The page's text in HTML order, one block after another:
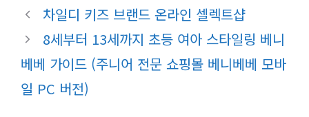
차일디 키즈 브랜드 온라인 셀렉트샵
8세부터 13세까지 초등 여아 스타일링 베니
베베 가이드 (주니어 전문 쇼핑몰 베니베베 모바
일 PC 버전)